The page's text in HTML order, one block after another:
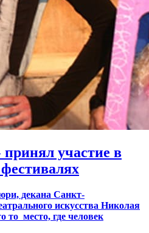
участие в
декана Санкт-
искусства Николая
то место, где человек